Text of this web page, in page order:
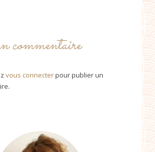
commentaire
vous connecterpour publier un